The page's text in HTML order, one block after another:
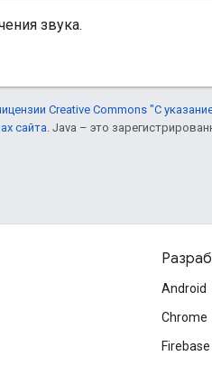
звука.
Creative Commons "С
сайта . Java – это
Android
Chrome
Firebase